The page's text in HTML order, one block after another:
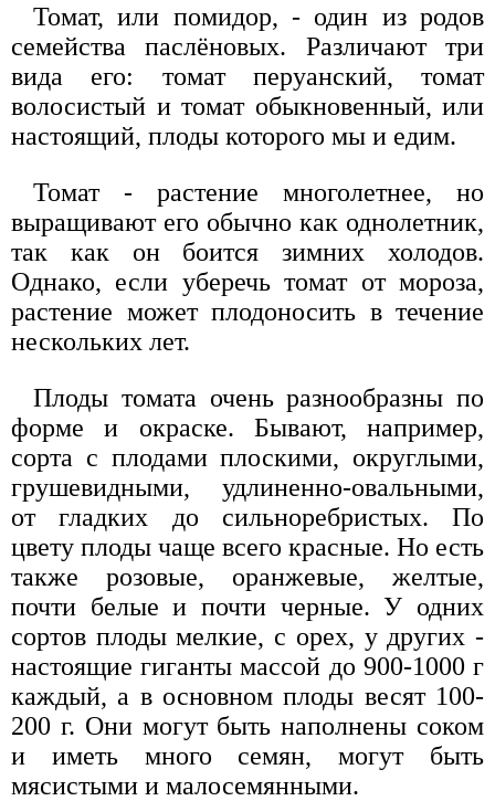
Томат, или помидор, - один из родов
семейства паслёновых. Различают три
вида его: томат перуанский, томат
волосистый и томат обыкновенный, или
настоящий, плоды которого мы и едим.
Томат - растение многолетнее, но
выращивают его обычно как однолетник,
так как он боится зимних холодов.
Однако, если уберечь томат от мороза,
растение может плодоносить в течение
нескольких лет.
Плоды томата очень разнообразны по
форме и окраске. Бывают, например,
сорта с плодами плоскими, округлыми,
грушевидными, удлиненно-овальными,
от гладких до сильноребристых. По
цвету плоды чаще всего красные. Но есть
также розовые, оранжевые, желтые,
почти белые и почти черные. У одних
сортов плоды мелкие, с орех, у других -
настоящие гиганты массой до 900-1000 г
каждый, а в основном плоды весят 100-
200 г. Они могут быть наполнены соком
и иметь много семян, могут быть
мясистыми и малосемянными.